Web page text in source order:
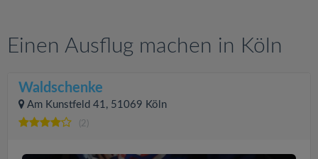
Einen Ausflug machen in Köln
Waldschenke
Am Kunstfeld 41, 51069 Köln
(2)